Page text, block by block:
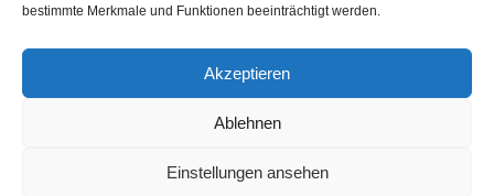
bestimmte Merkmale und Funktionen beeinträchtigt werden.
Akzeptieren
Ablehnen
Einstellungen ansehen
Featured Article
Karriere 567